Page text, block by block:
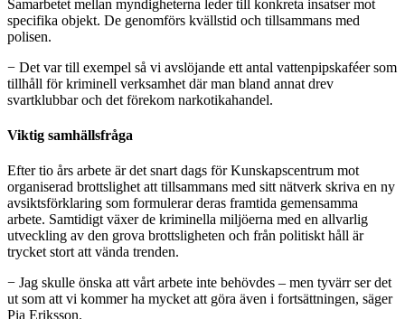
Samarbetet mellan myndigheterna leder till konkreta insatser mot
specifika objekt. De genomförs kvällstid och tillsammans med
polisen.
− Det var till exempel så vi avslöjande ett antal vattenpipskaféer som
tillhåll för kriminell verksamhet där man bland annat drev
svartklubbar och det förekom narkotikahandel.
Viktig samhällsfråga
Efter tio års arbete är det snart dags för Kunskapscentrum mot
organiserad brottslighet att tillsammans med sitt nätverk skriva en ny
avsiktsförklaring som formulerar deras framtida gemensamma
arbete. Samtidigt växer de kriminella miljöerna med en allvarlig
utveckling av den grova brottsligheten och från politiskt håll är
trycket stort att vända trenden.
− Jag skulle önska att vårt arbete inte behövdes – men tyvärr ser det
ut som att vi kommer ha mycket att göra även i fortsättningen, säger
Pia Eriksson.